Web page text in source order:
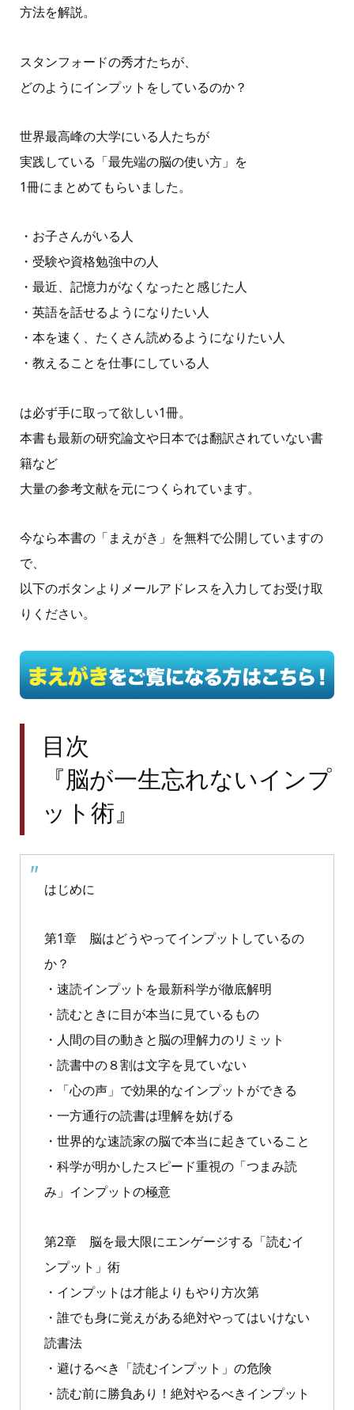
方法を解説。
スタンフォードの秀才たちが、
どのようにインプットをしているのか？
世界最高峰の大学にいる人たちが
実践している「最先端の脳の使い方」を
1冊にまとめてもらいました。
・お子さんがいる人
・受験や資格勉強中の人
・最近、記憶力がなくなったと感じた人
・英語を話せるようになりたい人
・本を速く、たくさん読めるようになりたい人
・教えることを仕事にしている人
は必ず手に取って欲しい1冊。
本書も最新の研究論文や日本では翻訳されていない書
籍など
大量の参考文献を元につくられています。
今なら本書の「まえがき」を無料で公開していますの
で、
以下のボタンよりメールアドレスを入力してお受け取
りください。
目次
『脳が一生忘れないインプ
ット術』
はじめに
第1章 脳はどうやってインプットしているの
か？
・速読インプットを最新科学が徹底解明
・読むときに目が本当に見ているもの
・人間の目の動きと脳の理解力のリミット
・読書中の８割は文字を見ていない
・「心の声」で効果的なインプットができる
・一方通行の読書は理解を妨げる
・世界的な速読家の脳で本当に起きていること
・科学が明かしたスピード重視の「つまみ読
み」インプットの極意
第2章 脳を最大限にエンゲージする「読むイ
ンプット」術
・インプットは才能よりもやり方次第
・誰でも身に覚えがある絶対やってはいけない
読書法
・避けるべき「読むインプット」の危険
・読む前に勝負あり！絶対やるべきインプット